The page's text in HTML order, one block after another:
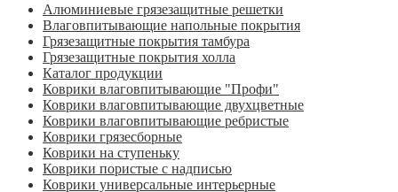
Алюминиевые грязезащитные решетки
Влаговпитывающие напольные покрытия
Грязезащитные покрытия тамбура
Грязезащитные покрытия холла
Каталог продукции
Коврики влаговпитывающие "Профи"
Коврики влаговпитывающие двухцветные
Коврики влаговпитывающие ребристые
Коврики грязесборные
Коврики на ступеньку
Коврики пористые с надписью
Коврики универсальные интерьерные